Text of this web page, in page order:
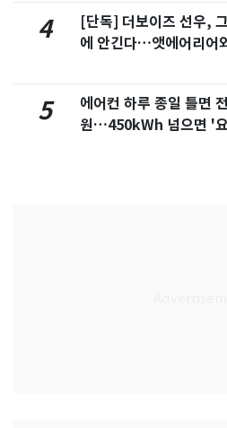
4
[단독] 더보이즈 선우,
에 안긴다…앳에어리어
5
에어컨 하루 종일 틀면
원…450kWh 넘으면 '